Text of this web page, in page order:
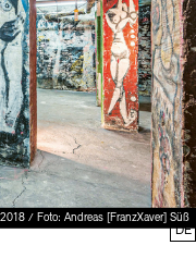
/ Foto: Andreas [FranzXaver] Süß
DE